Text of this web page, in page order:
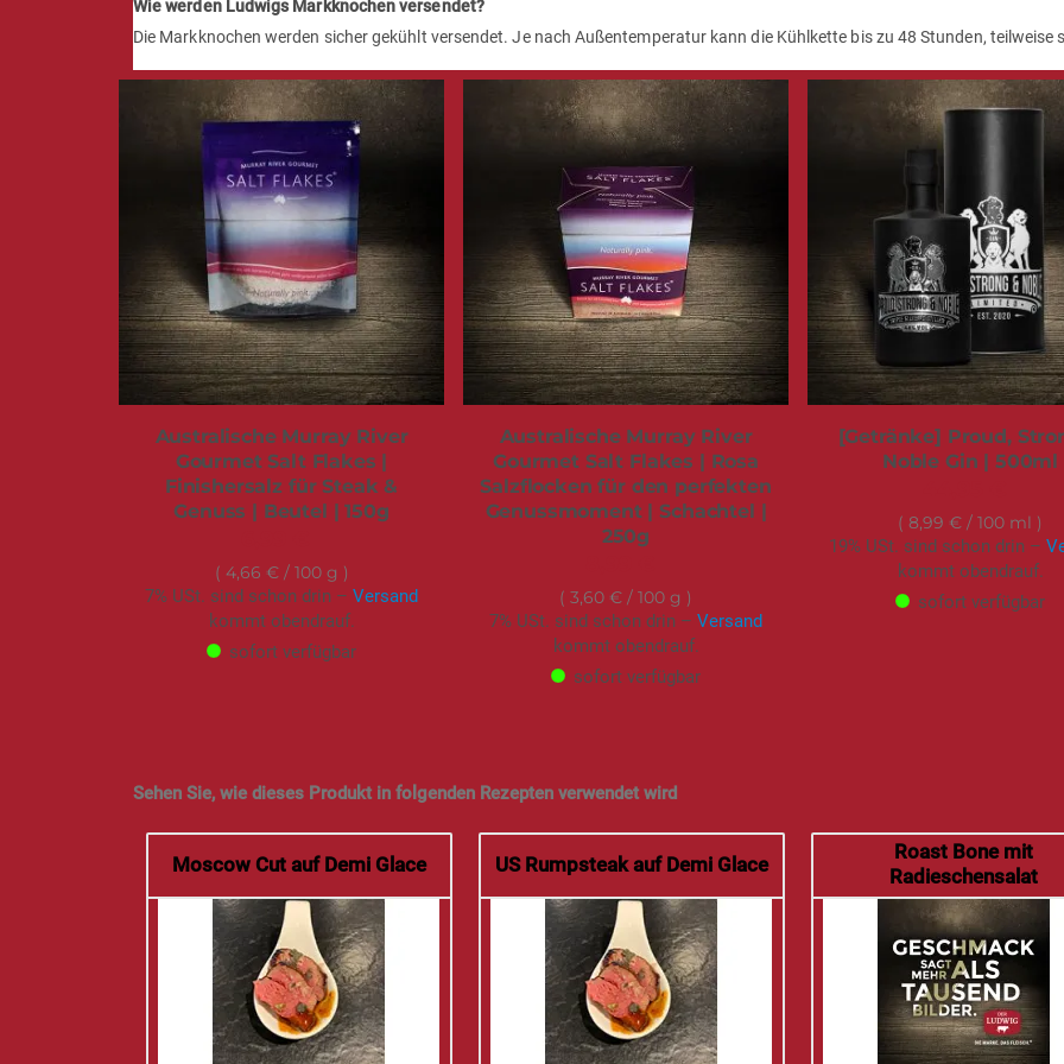
Wie werden Ludwigs Markknochen versendet?
Die Markknochen werden sicher gekühlt versendet. Je nach Außentemperatur kann die Kühlkette bis zu 48 Stunden,
Australische Murray River
Gourmet Salt Flakes |
Finishersalz für Steak &
Genuss | Beutel | 150g
4,66 €/ 100 g
7% USt. sind schon drin – Versand
kommt obendrauf.
sofort verfügbar
Australische Murray River
Gourmet Salt Flakes | Rosa
Salzflocken für den perfekten
Genussmoment | Schachtel |
250g
3,60 € / 100 g
7% USt. sind schon drin – Versand
kommt obendrauf.
sofort verfügbar
[Getränke] Proud,
Noble Gin | 500ml
8,99 € / 100 ml
19% USt. sind schon drin –
kommt obendrauf.
sofort verfügbar
Sehen Sie, wie dieses Produkt in folgenden Rezepten verwendet wird
Moscow Cut auf Demi Glace US Rumpsteak auf Demi Glace
Roast Bone mit
Radieschensalat